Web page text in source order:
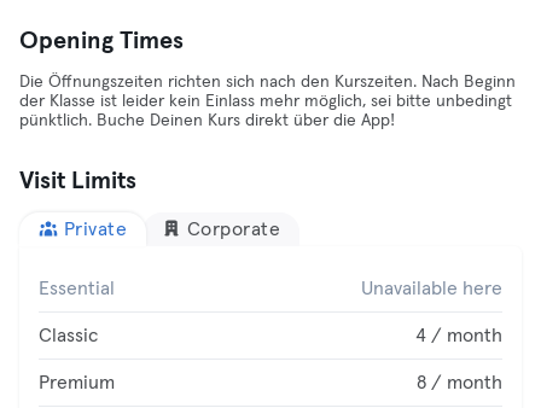
Opening Times
Die Öffnungszeiten richten sich nach den Kurszeiten. Nach Beginn
der Klasse ist leider kein Einlass mehr möglich, sei bitte unbedingt
pünktlich. Buche Deinen Kurs direkt über die App!
Visit Limits
Private Corporate
Essential Unavailable here
Classic 4 / month
Premium 8 / month